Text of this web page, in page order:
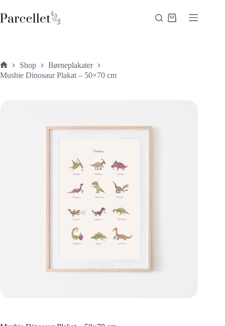
til
indhold
Indkøbskurv
Forside
Shop
Børneplakater
Mushie Dinosaur Plakat – 50×70 cm